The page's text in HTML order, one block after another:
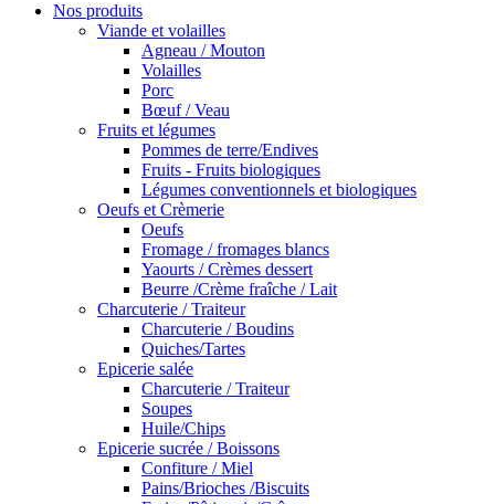
Nos produits
Viande et volailles
Agneau / Mouton
Volailles
Porc
Bœuf / Veau
Fruits et légumes
Pommes de terre/Endives
Fruits - Fruits biologiques
Légumes conventionnels et biologiques
Oeufs et Crèmerie
Oeufs
Fromage / fromages blancs
Yaourts / Crèmes dessert
Beurre /Crème fraîche / Lait
Charcuterie / Traiteur
Charcuterie / Boudins
Quiches/Tartes
Epicerie salée
Charcuterie / Traiteur
Soupes
Huile/Chips
Epicerie sucrée / Boissons
Confiture / Miel
Pains/Brioches /Biscuits